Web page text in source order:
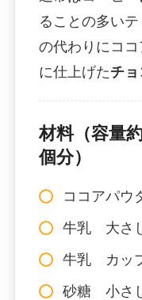
ることの多い
の代わりにコ
に仕上げたチ
材料（容量
個分）
ココアパ
牛乳 大さ
牛乳 カ
砂糖 小さ